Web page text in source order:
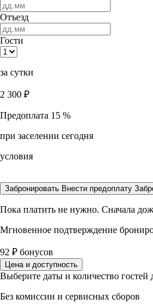
Отъезд
Гости
за сутки
2 300 ₽
Предоплата 15 %
при заселении сегодня
условия
Забронировать Внести предоплату
Пока платить не нужно. Сначала
Мгновенное подтверждение
92 ₽ бонусов
Цена и доступность
Выберите даты и количество
Без комиссии и сервисных сборов